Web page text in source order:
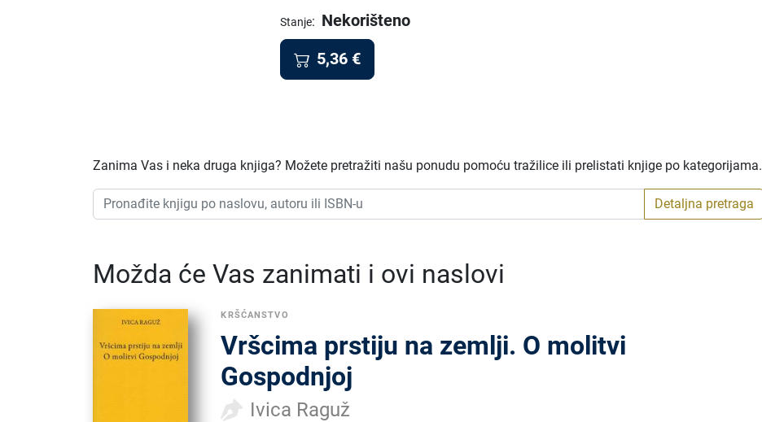
Stanje: Nekorišteno
5,36 €
Zanima Vas i neka druga knjiga? Možete pretražiti našu ponudu pomoću tražilice ili prelistati knjige po kategorijama.
Detaljna pretraga
Možda će Vas zanimati i ovi naslovi
KRŠĆANSTVO
Vršcima prstiju na zemlji. O molitvi
Gospodnjoj
Ivica Raguž